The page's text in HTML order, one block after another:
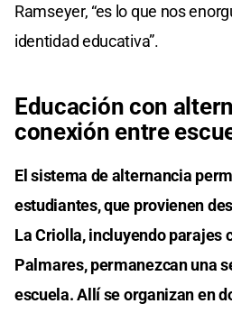
Ramseyer, “es lo que nos
identidad educativa”.
Educación con
conexión entre
El sistema de alternancia
estudiantes, que provienen
La Criolla, incluyendo parajes
Palmares, permanezcan una
escuela. Allí se organizan en